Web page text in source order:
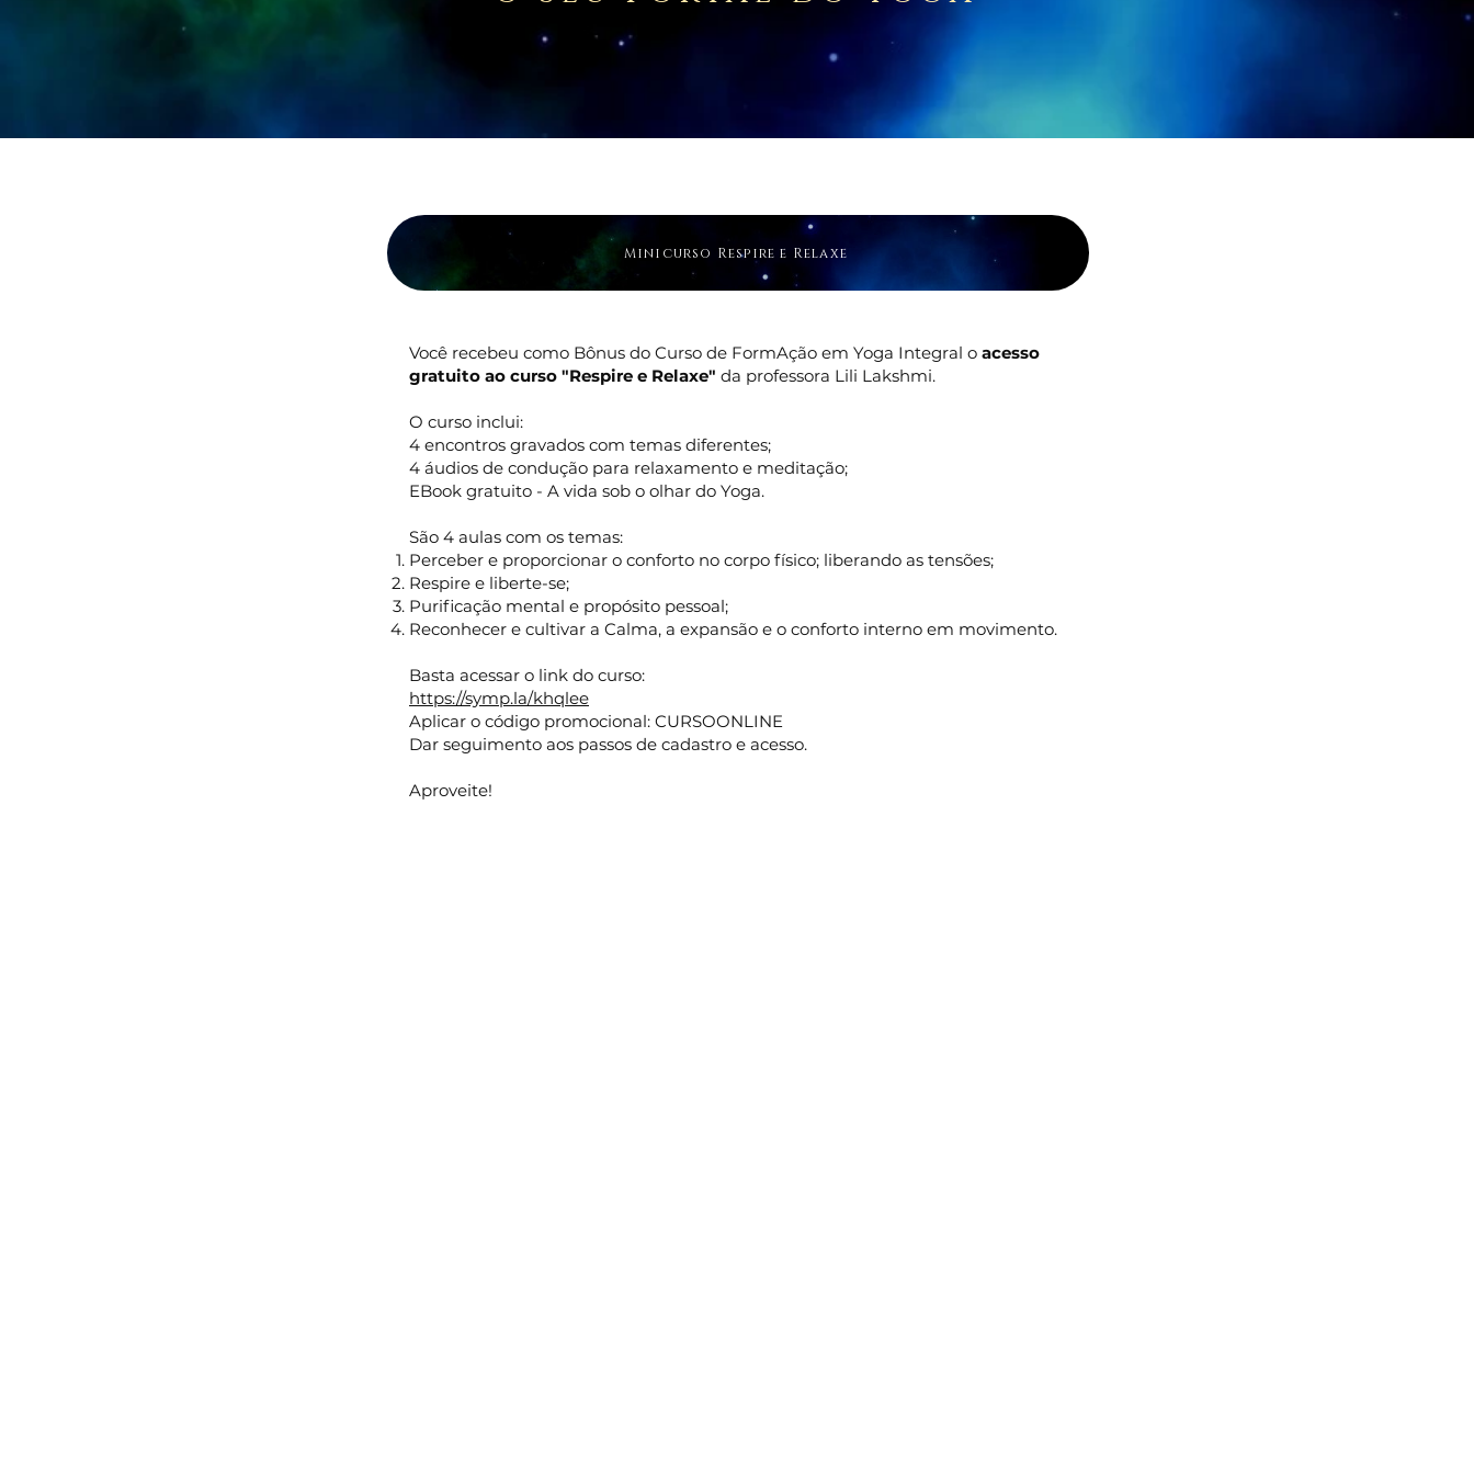
Minicurso Respire e Relaxe
Você recebeu como Bônus do Curso de FormAção em Yoga Integral o acesso
gratuito ao curso "Respire e Relaxe" da professora Lili Lakshmi.
O curso inclui:
4 encontros gravados com temas diferentes;
4 áudios de condução para relaxamento e meditação;
EBook gratuito - A vida sob o olhar do Yoga.
São 4 aulas com os temas:
Perceber e proporcionar o conforto no corpo físico; liberando as tensões;
Respire e liberte-se;
Purificação mental e propósito pessoal;
Reconhecer e cultivar a Calma, a expansão e o conforto interno em movimento.
Basta acessar o link do curso:
https://symp.la/khqlee
Aplicar o código promocional: CURSOONLINE
Dar seguimento aos passos de cadastro e acesso.
Aproveite!